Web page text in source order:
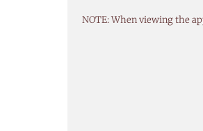
NOTE: When viewing the